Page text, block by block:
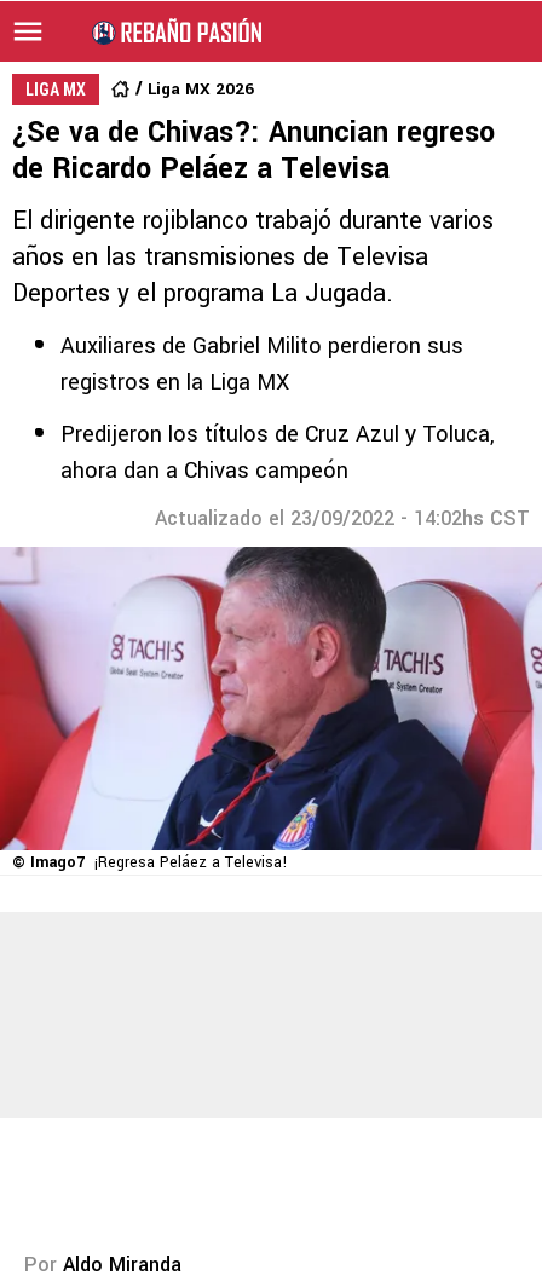
LIGA MX Liga MX 2026
¿Se va de Chivas?: Anuncian regreso
de Ricardo Peláez a Televisa
El dirigente rojiblanco trabajó durante varios
años en las transmisiones de Televisa
Deportes y el programa La Jugada.
Auxiliares de Gabriel Milito perdieron sus
registros en la Liga MX
Predijeron los títulos de Cruz Azul y Toluca,
ahora dan a Chivas campeón
Actualizado el 23/09/2022 - 14:02hs CST
© Imago7 ¡Regresa Peláez a Televisa!
Por Aldo Miranda